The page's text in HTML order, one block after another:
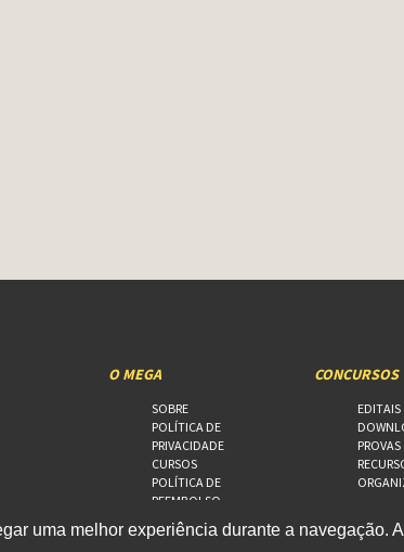
uma melhor experiência durante a navegação.
O MEGA
SOBRE
POLÍTICA DE
PRIVACIDADE
CURSOS
POLÍTICA DE
REEMBOLSO
FALE CONOSCO
CONCURSOS
EDITAIS
PROVAS